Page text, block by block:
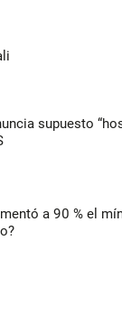
supuesto
a 90 % el